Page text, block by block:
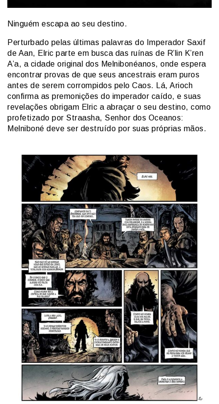
Ninguém escapa ao seu destino.
Perturbado pelas últimas palavras do Imperador Saxif
de Aan, Elric parte em busca das ruínas de R’lin K’ren
A’a, a cidade original dos Melnibonéanos, onde espera
encontrar provas de que seus ancestrais eram puros
antes de serem corrompidos pelo Caos. Lá, Arioch
confirma as premonições do imperador caído, e suas
revelações obrigam Elric a abraçar o seu destino, como
profetizado por Straasha, Senhor dos Oceanos:
Melniboné deve ser destruído por suas próprias mãos.